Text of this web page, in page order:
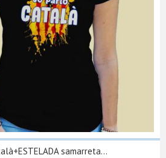
samarreta...